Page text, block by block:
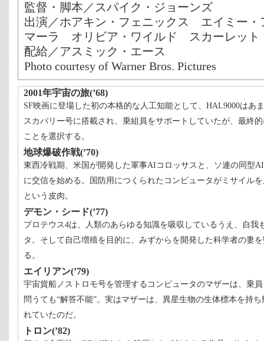
監督・脚本／スパイク・ジョーンズ
出演／ホアキン・フェニックス エイミー
マーラ オリビア・ワイルド スカーレット
配給／アスミック・エース
Photo courtesy of Warner Bros. Pictures
2001年宇宙の旅(’68)
SF映画に登場した初の本格的な人工知能として、HAL9000はあ
スカバリー号に搭載され、乗組員をサポートしていたが、最終
ことを選択する。
地球爆破作戦(’70)
東西冷戦期、米国が開発した軍事AIコロッサスと、ソ連の同型
に交信を始める。国防用につくられたコンピュータがミサイル
という皮肉。
デモン・シード(’77)
プロテウス4は、人類のあらゆる知識を吸収しているうえ、自我
タ。そして自己増殖を目的に、みずからを開発した科学者の妻
る。
エイリアン(’79)
宇宙貨船ノストロモ号を管理するコンピュータのマザーは、乗
問うても“解答不能”。実はマザーは、異星生物の生体標本を持
れていたのだ。
トロン(’82)